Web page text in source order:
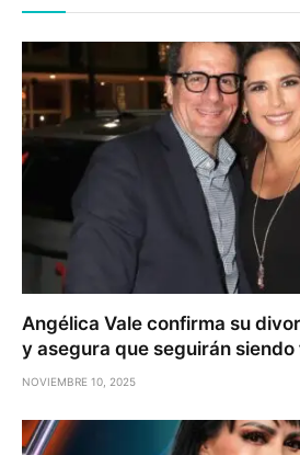
Angélica Vale confirma su
y asegura que seguirán siendo
NOVIEMBRE 10, 2025